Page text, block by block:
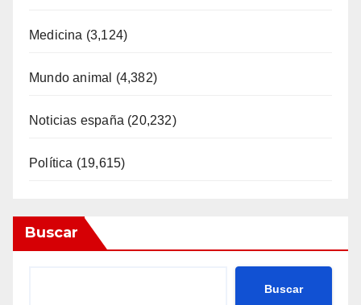
Medicina (3,124)
Mundo animal (4,382)
Noticias españa (20,232)
Política (19,615)
Buscar
Buscar